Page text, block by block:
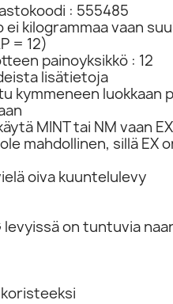
: 555485
ei kilogrammaa vaan
= 12)
painoyksikkö : 12
lisätietoja
kymmeneen luokkaan
MINT tai NM vaan
ole mahdollinen, sillä EX
oiva kuuntelulevy
levyissä on tuntuvia